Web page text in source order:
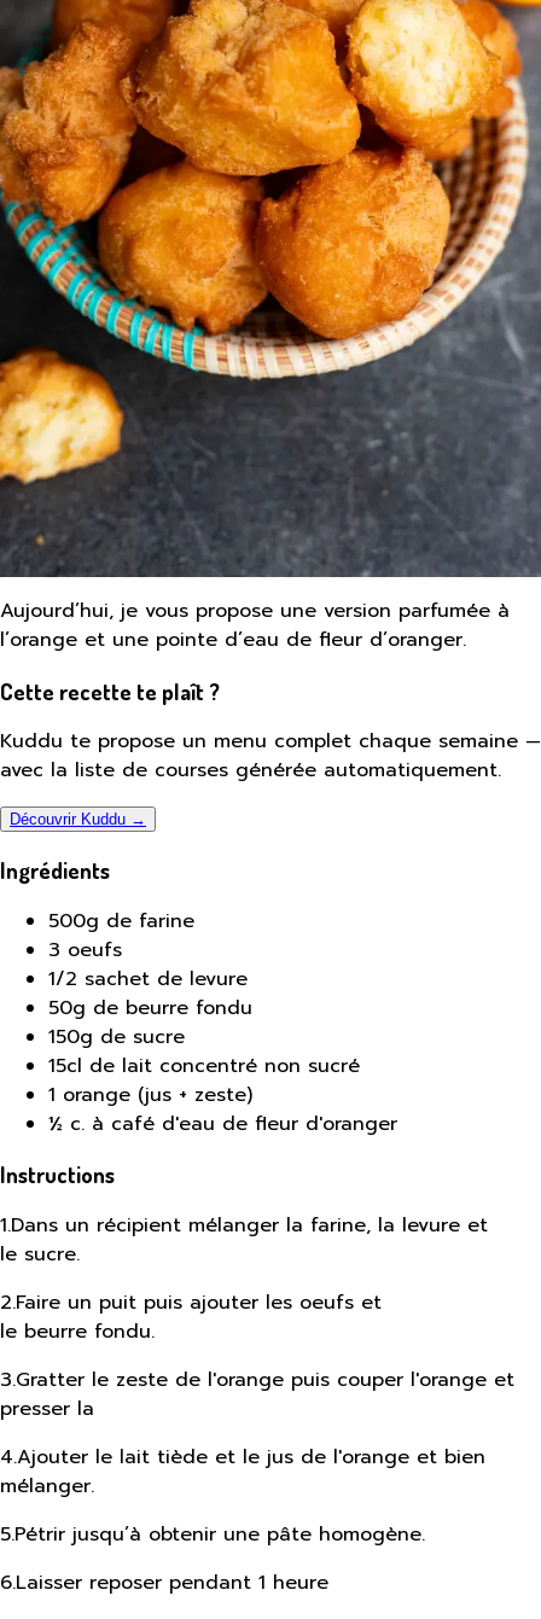
Aujourd’hui, je vous propose une version parfumée à
l’orange et une pointe d’eau de fleur d’oranger.
Cette recette te plaît ?
Kuddu te propose un menu complet chaque semaine —
avec la liste de courses générée automatiquement.
Découvrir Kuddu →
Ingrédients
500g de farine
3 oeufs
1/2 sachet de levure
50g de beurre fondu
150g de sucre
15cl de lait concentré non sucré
1 orange (jus + zeste)
½ c. à café d'eau de fleur d'oranger
Instructions
1.Dans un récipient mélanger la farine, la levure et
le sucre.
2.Faire un puit puis ajouter les oeufs et
le beurre fondu.
3.Gratter le zeste de l'orange puis couper l'orange et
presser la
4.Ajouter le lait tiède et le jus de l'orange et bien
mélanger.
5.Pétrir jusqu’à obtenir une pâte homogène.
6.Laisser reposer pendant 1 heure